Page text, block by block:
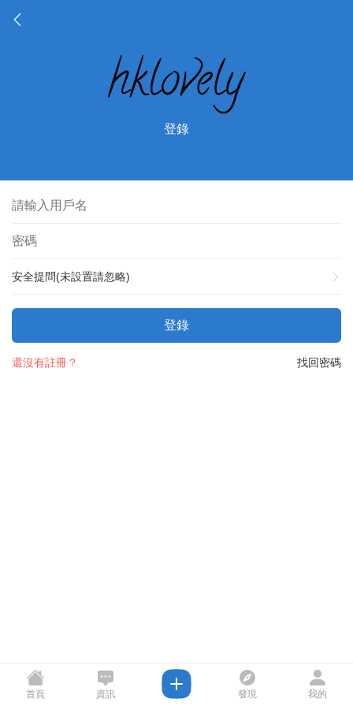
登錄
安全提問(未設置請忽略)
登錄
找回密碼
還沒有註冊？
首頁 資訊 發現 我的